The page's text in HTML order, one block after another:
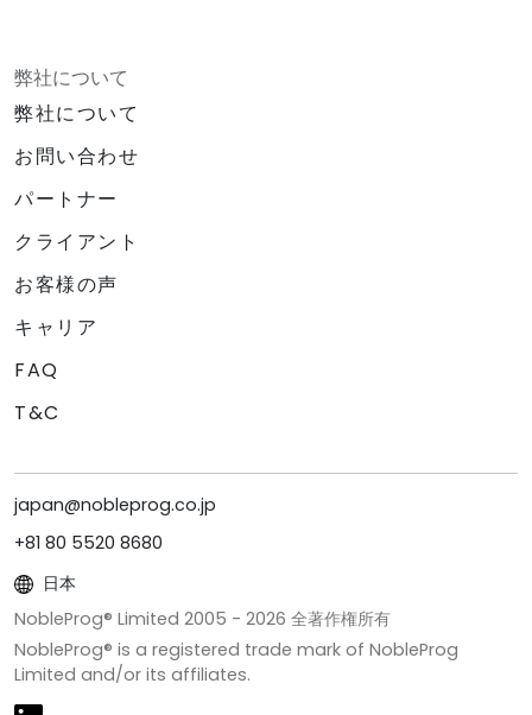
弊社について
弊社について
お問い合わせ
パートナー
クライアント
お客様の声
キャリア
FAQ
T&C
japan@nobleprog.co.jp
+81 80 5520 8680
日本
NobleProg® Limited 2005 - 2026 全著作権所有
NobleProg® is a registered trade mark of NobleProg
Limited and/or its affiliates.